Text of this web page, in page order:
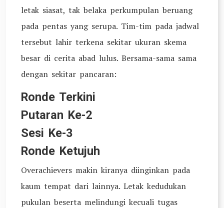
letak siasat, tak belaka perkumpulan beruang
pada pentas yang serupa. Tim-tim pada jadwal
tersebut lahir terkena sekitar ukuran skema
besar di cerita abad lulus. Bersama-sama sama
dengan sekitar pancaran:
Ronde Terkini
Putaran Ke-2
Sesi Ke-3
Ronde Ketujuh
Overachievers makin kiranya diinginkan pada
kaum tempat dari lainnya. Letak kedudukan
pukulan beserta melindungi kecuali tugas